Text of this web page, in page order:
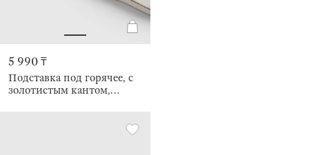
5 990 ₸
Подставка под горячее, с
золотистым кантом,